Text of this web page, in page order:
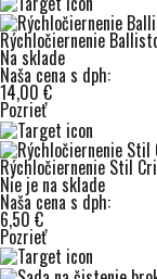
Rýchločiernenie
Na sklade
Naša cena s dph:
14,00 €
Pozrieť
Rýchločiernenie Stil
Nie je na sklade
Naša cena s dph:
6,50 €
Pozrieť